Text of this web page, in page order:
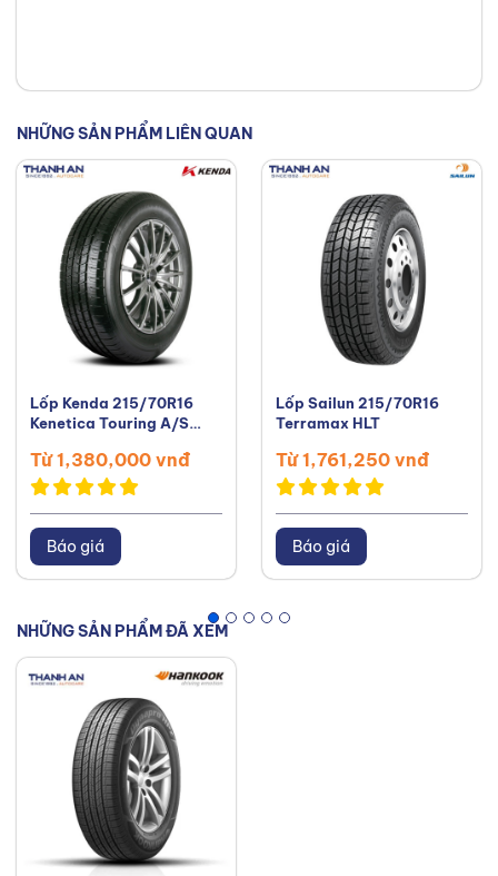
sách của bạn. Kết nối với tôi trên
NHỮNG SẢN PHẨM LIÊN QUAN
Lốp Kenda 215/70R16
Kenetica Touring A/S
Từ 1,380,000 vnđ
Báo giá
Lốp Sailun 215/70R16
Terramax HLT
Từ 1,761,250 vnđ
Báo giá
NHỮNG SẢN PHẨM ĐÃ XEM